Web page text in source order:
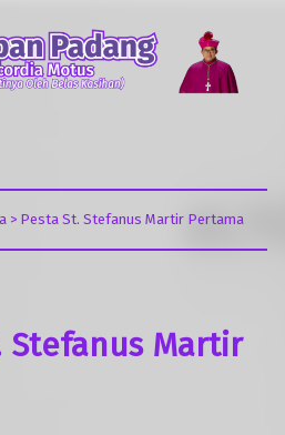
> Pesta St. Stefanus Martir Pertama
Stefanus Martir